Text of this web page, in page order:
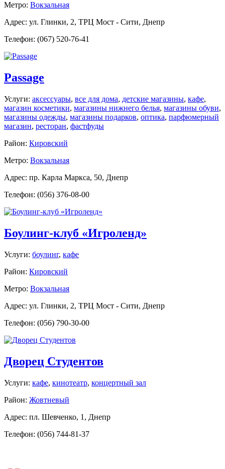
Метро: Вокзальная
Адрес: ул. Глинки, 2, ТРЦ Мост - Сити, Днепр
Телефон: (067) 520-76-41
Passage
Услуги: аксессуары, все для дома, детские магазины, кафе,
магазин косметики, магазины нижнего белья, магазины обуви,
магазины одежды, магазины подарков, оптика, парфюмерный
магазин, ресторан, фастфуды
Район: Кировский
Метро: Вокзальная
Адрес: пр. Карла Маркса, 50, Днепр
Телефон: (056) 376-08-00
Боулинг-клуб «Игроленд»
Услуги: боулинг, кафе
Район: Кировский
Метро: Вокзальная
Адрес: ул. Глинки, 2, ТРЦ Мост - Сити, Днепр
Телефон: (056) 790-30-00
Дворец Студентов
Услуги: кафе, кинотеатр, концертный зал
Район: Жовтневый
Адрес: пл. Шевченко, 1, Днепр
Телефон: (056) 744-81-37